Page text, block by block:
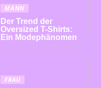
MANN
Der Trend der
Oversized T-Shirts:
Ein Modephänomen
FRAU